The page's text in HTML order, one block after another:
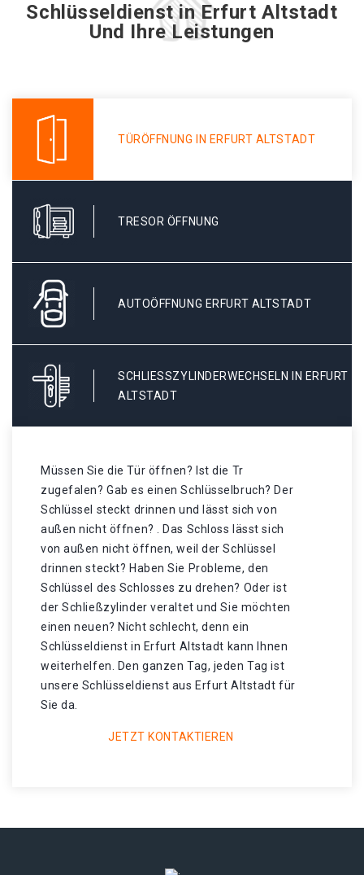
Schlüsseldienst in Erfurt Altstadt
Und Ihre Leistungen
TÜRÖFFNUNG IN ERFURT ALTSTADT
TRESOR ÖFFNUNG
AUTOÖFFNUNG ERFURT ALTSTADT
SCHLIESSZYLINDERWECHSELN IN ERFURT A
LTSTADT
Müssen Sie die Tür öffnen? Ist die Tr
zugefalen? Gab es einen Schlüsselbruch? Der
Schlüssel steckt drinnen und lässt sich von
außen nicht öffnen? . Das Schloss lässt sich
von außen nicht öffnen, weil der Schlüssel
drinnen steckt? Haben Sie Probleme, den
Schlüssel des Schlosses zu drehen? Oder ist
der Schließzylinder veraltet und Sie möchten
einen neuen? Nicht schlecht, denn ein
Schlüsseldienst in Erfurt Altstadt kann Ihnen
weiterhelfen. Den ganzen Tag, jeden Tag ist
unsere Schlüsseldienst aus Erfurt Altstadt für
Sie da.
JETZT KONTAKTIEREN